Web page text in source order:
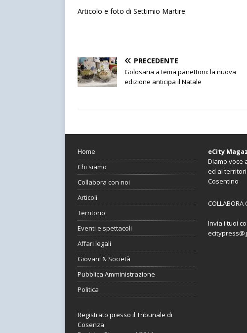
Articolo e foto di Settimio Martire
PRECEDENTE
Golosaria a tema panettoni: la nuova
edizione anticipa il Natale
Home
Chi siamo
Collabora con noi
Articoli
Territorio
Eventi e spettacoli
Affari legali
Giovani & Società
Pubblica Amministrazione
Politica
Registrato presso il Tribunale di
Cosenza
eCity
Diamo voce
ed al
Cosentino
COLLABORA
Invia i tuoi